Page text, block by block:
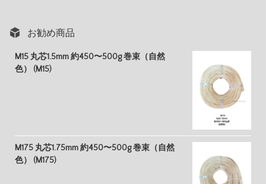
お勧め商品
M15 丸芯1.5mm 約450〜500g 巻束（自然
色） (M15)
M175 丸芯1.75mm 約450〜500g 巻束（自然
色） (M175)